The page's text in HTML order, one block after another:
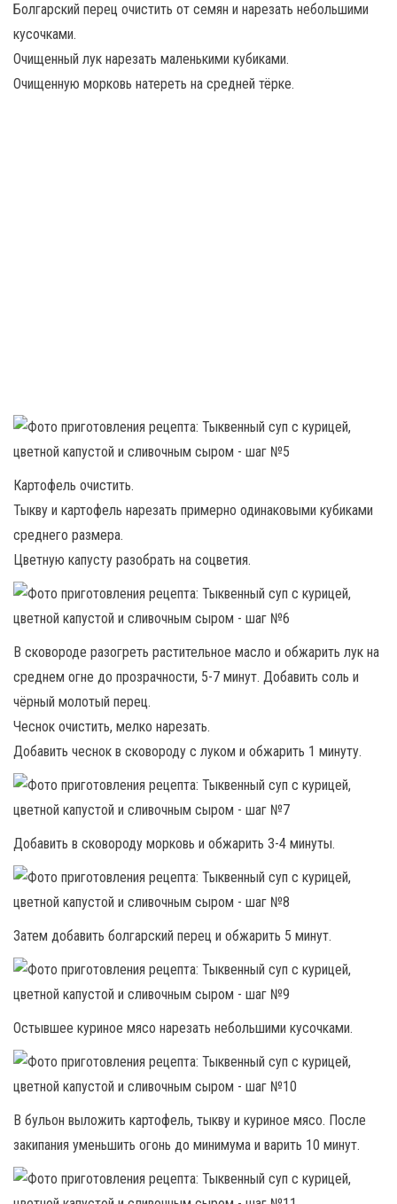
Болгарский перец очистить от семян и нарезать небольшими
кусочками.
Очищенный лук нарезать маленькими кубиками.
Очищенную морковь натереть на средней тёрке.
Картофель очистить.
Тыкву и картофель нарезать примерно одинаковыми кубиками
среднего размера.
Цветную капусту разобрать на соцветия.
В сковороде разогреть растительное масло и обжарить лук на
среднем огне до прозрачности, 5-7 минут. Добавить соль и
чёрный молотый перец.
Чеснок очистить, мелко нарезать.
Добавить чеснок в сковороду с луком и обжарить 1 минуту.
Добавить в сковороду морковь и обжарить 3-4 минуты.
Затем добавить болгарский перец и обжарить 5 минут.
Остывшее куриное мясо нарезать небольшими кусочками.
В бульон выложить картофель, тыкву и куриное мясо. После
закипания уменьшить огонь до минимума и варить 10 минут.